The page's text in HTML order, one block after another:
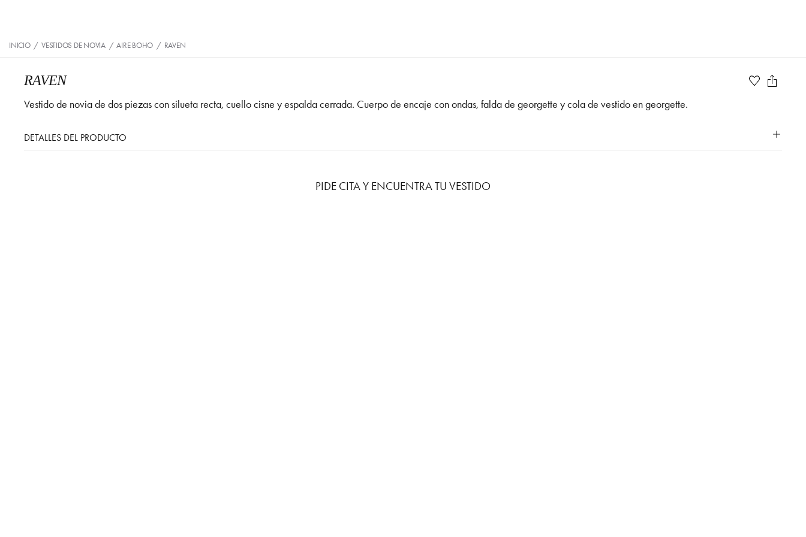
INICIO / VESTIDOS DE NOVIA / AIRE BOHO / RAVEN
RAVEN
Vestido de novia de dos piezas con silueta recta, cuello cisne y espalda cerrada. Cuerpo de encaje con ondas, falda de georgette y cola de vestido en georgette.
DETALLES DEL PRODUCTO
PIDE CITA Y ENCUENTRA TU VESTIDO